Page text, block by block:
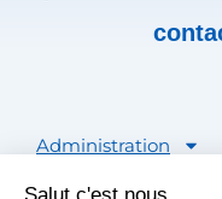
Administration